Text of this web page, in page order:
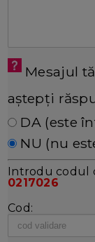
Mesajul
aștepți
DA (este
NU (nu
Introdu codul
0217026
Cod: